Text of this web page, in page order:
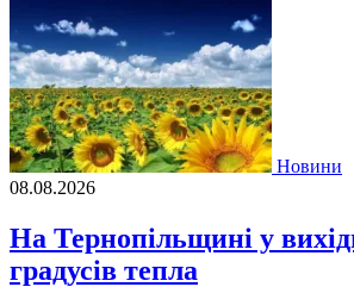
Новини
08.08.2026
На Тернопільщині у
градусів тепла